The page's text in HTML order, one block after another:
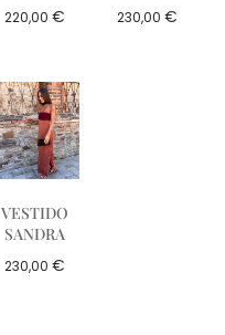
220,00 € 230,00 €
VESTIDO
SANDRA
230,00 €